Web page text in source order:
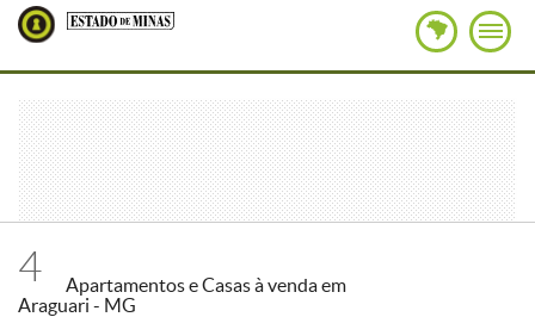
4
Apartamentos e Casas à venda em
Araguari - MG